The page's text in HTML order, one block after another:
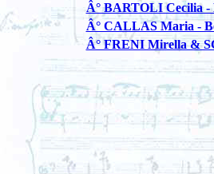
Â° BARTOLI Cecilia
Â° CALLAS Maria -
Â° FRENI Mirella &